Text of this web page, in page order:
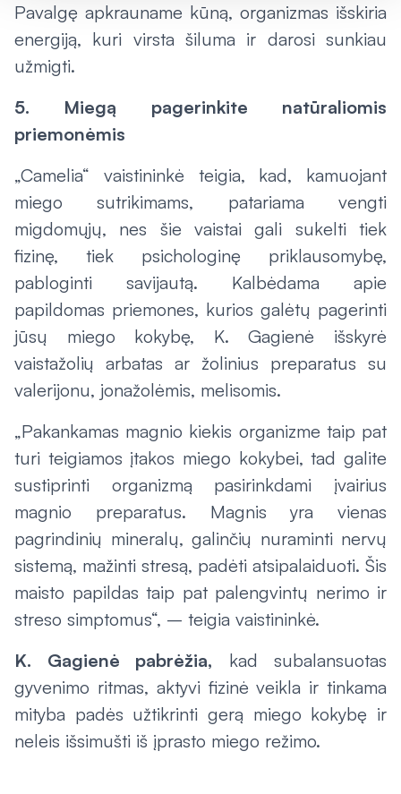
Pavalgę apkrauname kūną, organizmas išskiria
energiją, kuri virsta šiluma ir darosi sunkiau
užmigti.
5. Miegą pagerinkite natūraliomis
priemonėmis
„Camelia“ vaistininkė teigia, kad, kamuojant
miego sutrikimams, patariama vengti
migdomųjų, nes šie vaistai gali sukelti tiek
fizinę, tiek psichologinę priklausomybę,
pabloginti savijautą. Kalbėdama apie
papildomas priemones, kurios galėtų pagerinti
jūsų miego kokybę, K. Gagienė išskyrė
vaistažolių arbatas ar žolinius preparatus su
valerijonu, jonažolėmis, melisomis.
„Pakankamas magnio kiekis organizme taip pat
turi teigiamos įtakos miego kokybei, tad galite
sustiprinti organizmą pasirinkdami įvairius
magnio preparatus. Magnis yra vienas
pagrindinių mineralų, galinčių nuraminti nervų
sistemą, mažinti stresą, padėti atsipalaiduoti. Šis
maisto papildas taip pat palengvintų nerimo ir
streso simptomus“, – teigia vaistininkė.
K. Gagienė pabrėžia, kad subalansuotas
gyvenimo ritmas, aktyvi fizinė veikla ir tinkama
mityba padės užtikrinti gerą miego kokybę ir
neleis išsimušti iš įprasto miego režimo.